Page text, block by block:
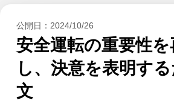
公開日： 2024/10/26
安全運転の重要性を
し、決意を表明す
文